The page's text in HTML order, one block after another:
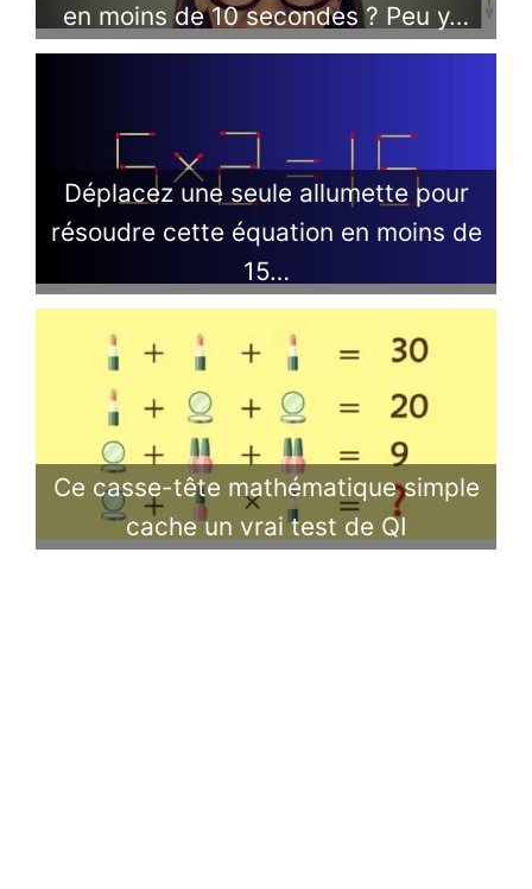
en moins de 10 secondes ? Peu y…
Déplacez une seule allumette pour
résoudre cette équation en moins de
15…
Ce casse-tête mathématique simple
cache un vrai test de QI